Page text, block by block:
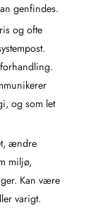
genfindes.
og ofte
og som let
ændre
miljø,
Kan være
varigt.